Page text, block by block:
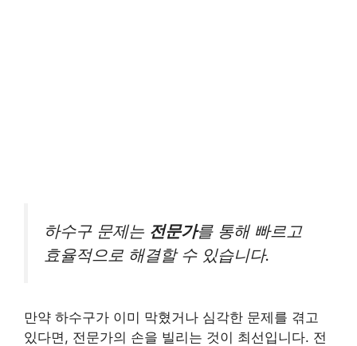
하수구 문제는 전문가를 통해 빠르고
효율적으로 해결할 수 있습니다.
만약 하수구가 이미 막혔거나 심각한 문제를 겪고
있다면, 전문가의 손을 빌리는 것이 최선입니다. 전